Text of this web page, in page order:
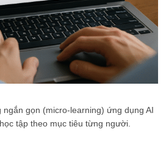
gọn (micro-learning) ứng dụng AI
tập theo mục tiêu từng người.